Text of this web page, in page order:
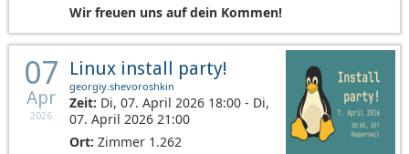
Wir freuen uns auf dein Kommen!
07
Apr
2026
Linux install party!
georgiy.shevoroshkin
Zeit: Di, 07. April 2026 18:00 - Di,
07. April 2026 21:00
Ort: Zimmer 1.262